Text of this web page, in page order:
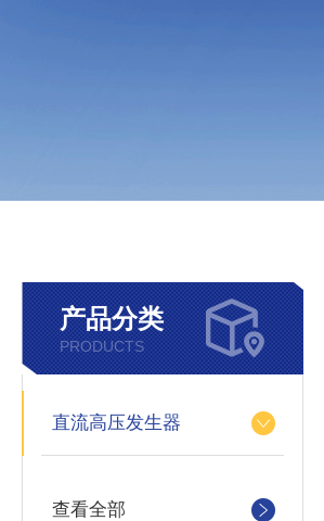
产品分类
PRODUCTS
直流高压发生器
查看全部